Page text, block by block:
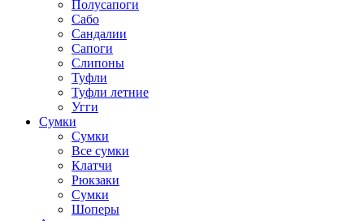
Полусапоги
Сабо
Сандалии
Сапоги
Слипоны
Туфли
Туфли летние
Угги
Сумки
Сумки
Все сумки
Клатчи
Рюкзаки
Сумки
Шоперы